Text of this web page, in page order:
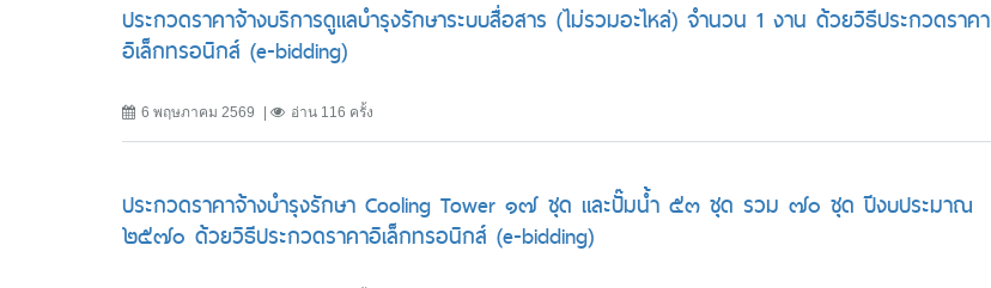
ประกวดราคาจ้างบริการดูแลบำรุงรักษาระบบสื่อสาร (ไม่รวมอะไหล่) จำนวน 1 งาน ด้วยวิธีประกวดราคา
อิเล็กทรอนิกส์ (e-bidding)
6 พฤษภาคม 2569 อ่าน 116 ครั้ง
ประกวดราคาจ้างบำรุงรักษา Cooling Tower ๑๗ ชุด และปั๊มน้ำ ๕๓ ชุด รวม ๗๐ ชุด ปีงบประมาณ
๒๕๗๐ ด้วยวิธีประกวดราคาอิเล็กทรอนิกส์ (e-bidding)